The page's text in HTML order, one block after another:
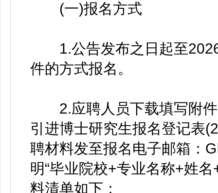
(一)报名方式
1.公告发布之日起至2026
件的方式报名。
2.应聘人员下载填写附件
引进博士研究生报名登记表
聘材料发至报名电子邮箱：
明“毕业院校+专业名称+姓
料清单如下：